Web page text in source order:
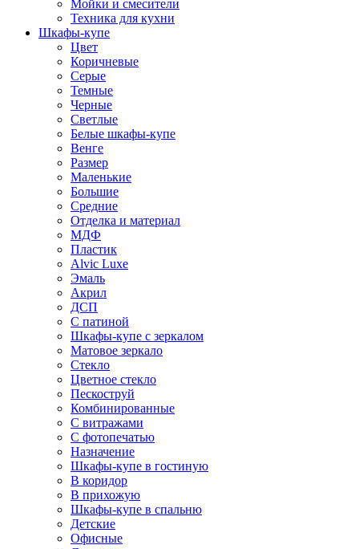
Мойки и смесители
Техника для кухни
Шкафы-купе
Цвет
Коричневые
Серые
Темные
Черные
Светлые
Белые шкафы-купе
Венге
Размер
Маленькие
Большие
Средние
Отделка и материал
МДФ
Пластик
Alvic Luxe
Эмаль
Акрил
ДСП
С патиной
Шкафы-купе с зеркалом
Матовое зеркало
Стекло
Цветное стекло
Пескоструй
Комбинированные
С витражами
С фотопечатью
Назначение
Шкафы-купе в гостиную
В коридор
В прихожую
Шкафы-купе в спальню
Детские
Офисные